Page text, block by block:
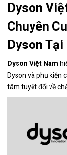
Dyson
Chuyên
Dyson Tại
Dyson Việt Nam
Dyson và phụ kiện
tâm tuyệt đối về